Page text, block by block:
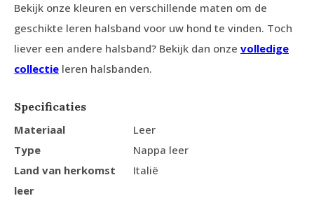
Bekijk onze kleuren en verschillende maten om de
geschikte leren halsband voor uw hond te vinden. Toch
liever een andere halsband? Bekijk dan onze volledige
collectie leren halsbanden.
Specificaties
Materiaal
Leer
Type
Nappa leer
Land van herkomst
leer
Italië